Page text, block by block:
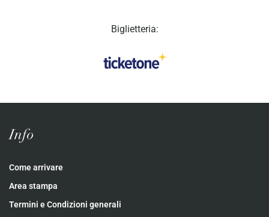
Biglietteria:
Info
Come arrivare
Area stampa
Termini e Condizioni generali